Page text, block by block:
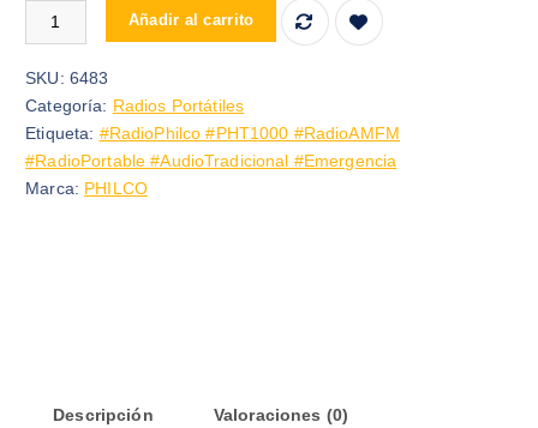
RADIO AM/FM PORTATIL PHILCO PHT1000-BK cantidad
Añadir al carrito
SKU: 6483
Categoría: Radios Portátiles
Etiqueta: #RadioPhilco #PHT1000 #RadioAMFM
#RadioPortable #AudioTradicional #Emergencia
Marca: PHILCO
Descripción Valoraciones (0)